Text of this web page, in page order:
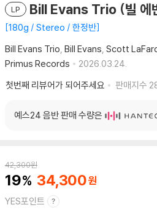
LP Bill Evans Trio (빌 에
180g / Stereo / 한정반
Bill Evans Trio Bill Evans Scott
Primus Records
2026.03.24.
첫번째 리뷰어가 되어주세요
판매지수
예스24 음반 판매 수량은
42,300원
19 34,300
YES포인트